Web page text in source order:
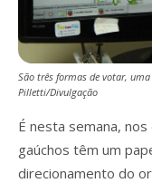
São três formas de votar,
Pilletti/Divulgação
É nesta semana,
gaúchos têm um
direcionamento do